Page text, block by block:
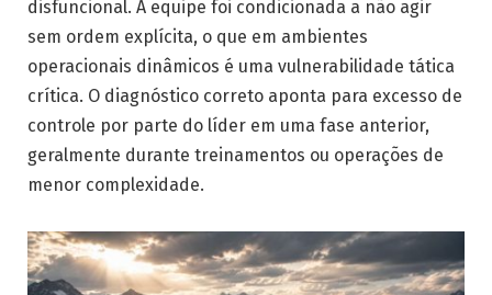
disfuncional. A equipe foi condicionada a não agir
sem ordem explícita, o que em ambientes
operacionais dinâmicos é uma vulnerabilidade tática
crítica. O diagnóstico correto aponta para excesso de
controle por parte do líder em uma fase anterior,
geralmente durante treinamentos ou operações de
menor complexidade.